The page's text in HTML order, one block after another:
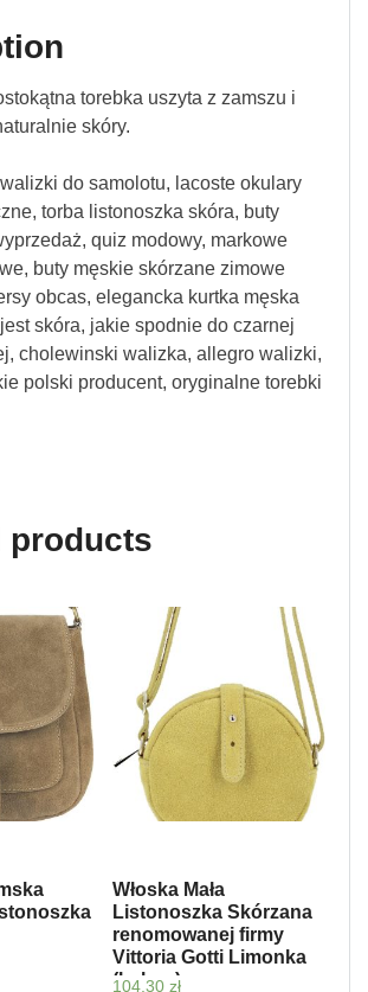
torebka uszyta z zamszu i
skóry.
do samolotu, lacoste okulary
torba listonoszka skóra, buty
quiz modowy, markowe
buty męskie skórzane zimowe
obcas, elegancka kurtka męska
skóra, jakie spodnie do czarnej
cholewinski walizka, allegro walizki,
polski producent, oryginalne torebki
products
Włoska Mała
Listonoszka Skórzana
renomowanej firmy
Vittoria Gotti Limonka
(kolory)
104,30 zł